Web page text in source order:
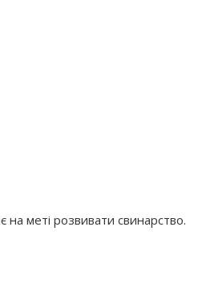
на меті розвивати свинарство.